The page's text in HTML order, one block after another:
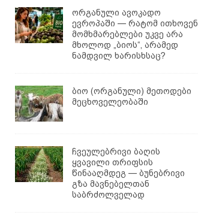
ორგანული ავოკადო
ევროპაში — რატომ ითხოვენ
მომხმარებლები უკვე არა
მხოლოდ „ბიოს“, არამედ
ნამდვილ ხარისხსაც?
ბიო (ორგანული) მეთოდები
მეცხოველეობაში
ჩვეულებრივი ბაღის
ყვავილი თრიფსის
წინააღმდეგ — ბუნებრივი
გზა მავნებელთან
საბრძოლველად